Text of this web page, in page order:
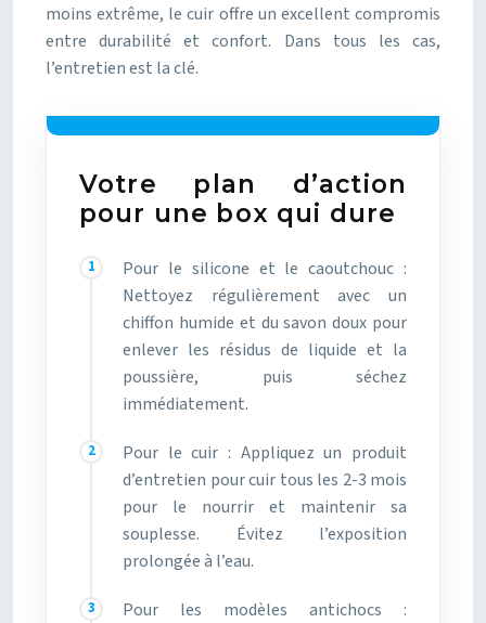
moins extrême, le cuir offre un excellent compromis
entre durabilité et confort. Dans tous les cas,
l’entretien est la clé.
Votre plan d’action
pour une box qui dure
Pour le silicone et le caoutchouc :
Nettoyez régulièrement avec un
chiffon humide et du savon doux pour
enlever les résidus de liquide et la
poussière, puis séchez
immédiatement.
Pour le cuir : Appliquez un produit
d’entretien pour cuir tous les 2-3 mois
pour le nourrir et maintenir sa
souplesse. Évitez l’exposition
prolongée à l’eau.
Pour les modèles antichocs :